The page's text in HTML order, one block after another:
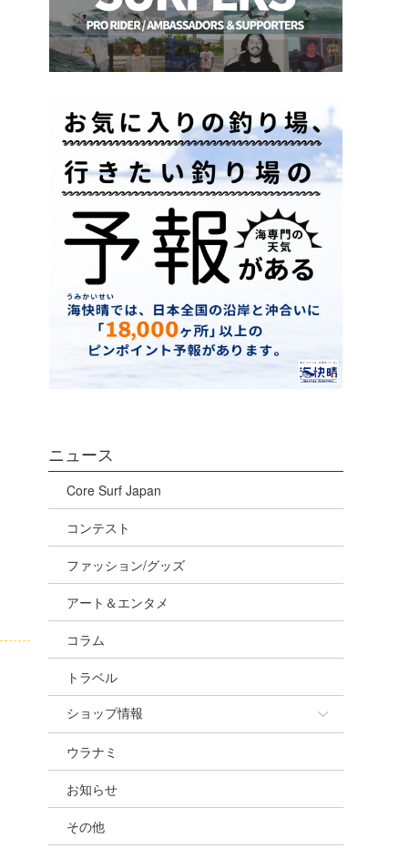
ニュース
Core Surf Japan
コンテスト
ファッション/グッズ
アート＆エンタメ
コラム
トラベル
ショップ情報
ショップ情報
湘南
千葉北
ウラナミ
お知らせ
その他